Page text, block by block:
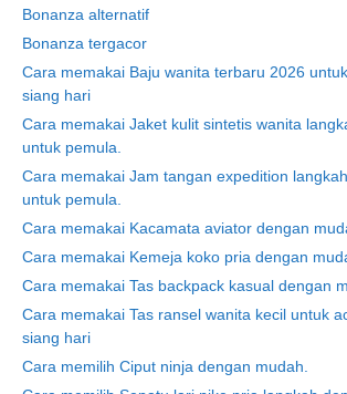
Bonanza alternatif
Bonanza tergacor
Cara memakai Baju wanita terbaru 2026
siang hari
Cara memakai Jaket kulit sintetis wanita
untuk pemula.
Cara memakai Jam tangan expedition
untuk pemula.
Cara memakai Kacamata aviator dengan
Cara memakai Kemeja koko pria dengan
Cara memakai Tas backpack kasual dengan
Cara memakai Tas ransel wanita kecil untuk
siang hari
Cara memilih Ciput ninja dengan mudah.